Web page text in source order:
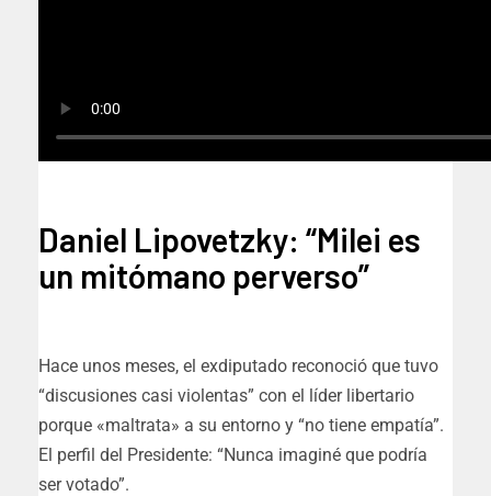
Daniel Lipovetzky: “Milei es
un mitómano perverso”
Hace unos meses, el exdiputado reconoció que tuvo
“discusiones casi violentas” con el líder libertario
porque «maltrata» a su entorno y “no tiene empatía”.
El perfil del Presidente: “Nunca imaginé que podría
ser votado”.